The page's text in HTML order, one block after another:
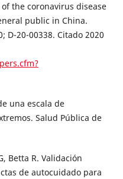
the coronavirus disease
public in China.
D-20-00338. Citado 2020
una escala de
Salud Pública de
Betta R. Validación
de autocuidado para